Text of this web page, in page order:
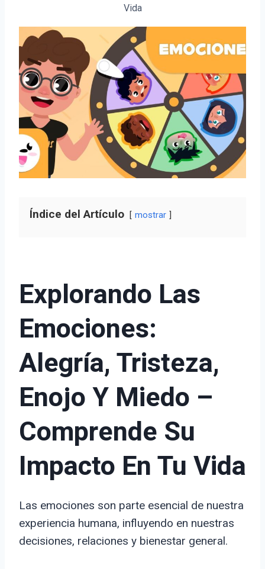
Vida
Índice del Artículo mostrar
Explorando Las
Emociones:
Alegría, Tristeza,
Enojo Y Miedo –
Comprende Su
Impacto En Tu Vida
Las emociones son parte esencial de nuestra
experiencia humana, influyendo en nuestras
decisiones, relaciones y bienestar general.